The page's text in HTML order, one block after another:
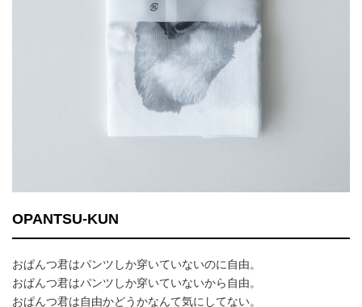
OPANTSU-KUN
おぱんつ君はパンツしか穿いていないのに自由。
おぱんつ君はパンツしか穿いていないから自由。
おぱんつ君は自由かどうかなんて気にしてない。